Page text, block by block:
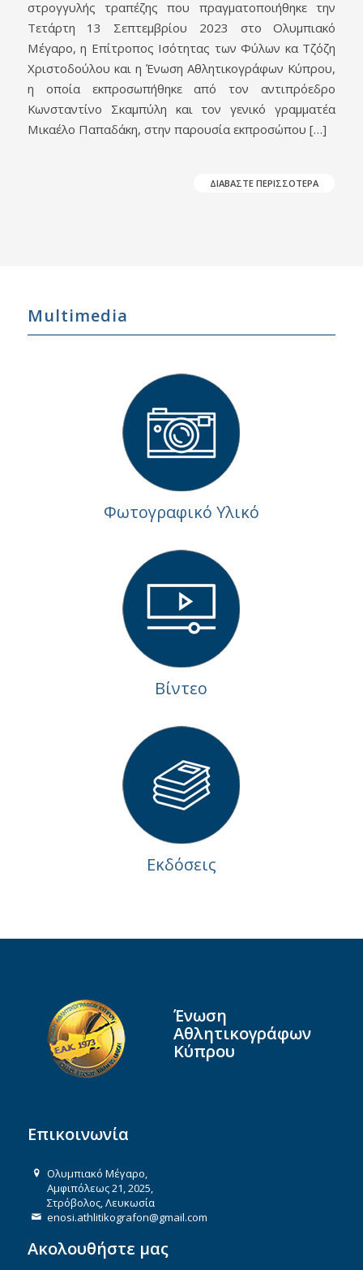
στρογγυλής τραπέζης που πραγματοποιήθηκε την
Τετάρτη 13 Σεπτεμβρίου 2023 στο Ολυμπιακό
Μέγαρο, η Επίτροπος Ισότητας των Φύλων κα Τζόζη
Χριστοδούλου και η Ένωση Αθλητικογράφων Κύπρου,
η οποία εκπροσωπήθηκε από τον αντιπρόεδρο
Κωνσταντίνο Σκαμπύλη και τον γενικό γραμματέα
Μικαέλο Παπαδάκη, στην παρουσία εκπροσώπου […]
ΔΙΑΒΑΣΤΕ ΠΕΡΙΣΣΟΤΕΡΑ
Multimedia
Φωτογραφικό Υλικό
Βίντεο
Εκδόσεις
Ένωση
Αθλητικογράφων
Κύπρου
Επικοινωνία
Ολυμπιακό Μέγαρο,
Αμφιπόλεως 21, 2025,
Στρόβολος, Λευκωσία
enosi.athlitikografon@gmail.com
Ακολουθήστε μας